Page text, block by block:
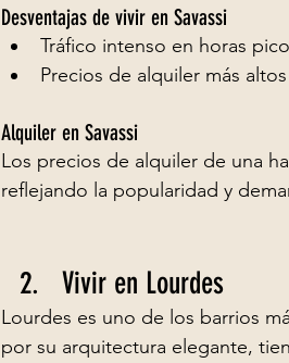
Desventajas de vivir en Savassi
Tráfico intenso en horas
Precios de alquiler más
Alquiler en Savassi
Los precios de alquiler de una
reflejando la popularidad y
Vivir en Lourdes
Lourdes es uno de los barrios
por su arquitectura elegante,